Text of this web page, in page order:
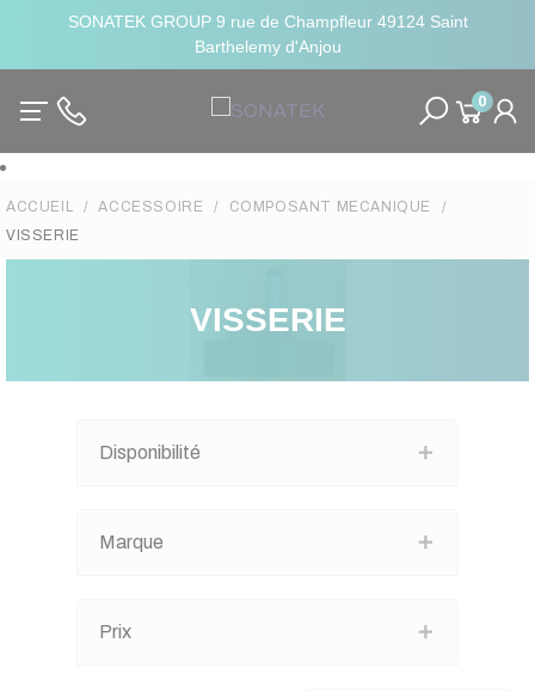
SONATEK GROUP 9 rue de Champfleur 49124 Saint
Barthelemy d'Anjou
0
ACCUEIL ACCESSOIRE
COMPOSANT MECANIQUE
VISSERIE
VISSERIE
Disponibilité
Marque
Prix